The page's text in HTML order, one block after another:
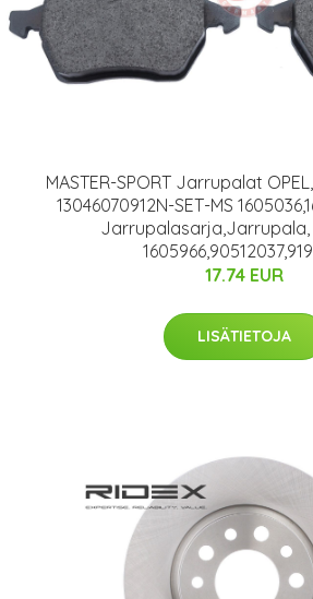
MASTER-SPORT Jarrupalat
13046070912N-SET-MS
Jarrupalasarja,Jarrupala,
17.74 EUR
LISÄTIETOJA